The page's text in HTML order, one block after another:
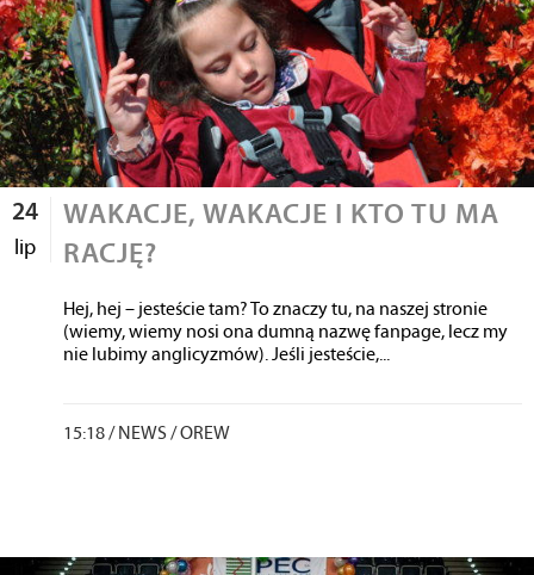
24
lip
WAKACJE, WAKACJE I KTO TU MA
RACJĘ?
Hej, hej – jesteście tam? To znaczy tu, na naszej stronie
(wiemy, wiemy nosi ona dumną nazwę fanpage, lecz my
nie lubimy anglicyzmów). Jeśli jesteście,...
15:18 / NEWS/OREW